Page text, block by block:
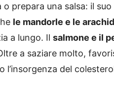
o prepara una salsa: il
le mandorle e le
a lungo. Il salmone e il
a saziare molto,
l’insorgenza del